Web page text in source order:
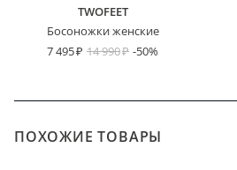
TWOFEET
Босоножки женские
7 495
14 990 -50%
ПОХОЖИЕ ТОВАРЫ